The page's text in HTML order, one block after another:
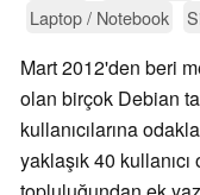
Laptop / Notebook
Mart 2012'den beri
olan birçok Debian
kullanıcılarına
yaklaşık 40